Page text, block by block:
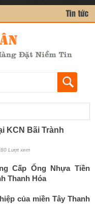
KCN Bãi Trành
Lượt xem
Cấp Ống Nhựa Tiền
Thanh Hóa
của miền Tây Thanh